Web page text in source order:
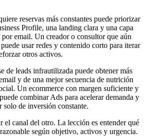
reservas más constantes puede priorizar
Profile, una landing clara y una capa
email. Un creador o consultor que aún
usar redes y contenido corto para iterar
otros activos.
de leads infrautilizada puede obtener más
y de una mejor secuencia de nutrición
Un ecommerce con margen suficiente y
combinar Ads para acelerar demanda y
solo de inversión constante.
el canal del otro. La lección es entender qué
según objetivo, activos y urgencia.